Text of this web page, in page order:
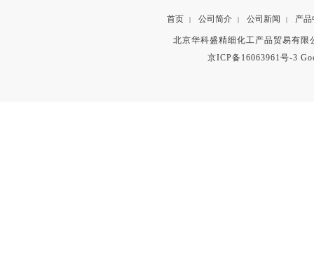
首页 公司简介 公司新闻 产品
北京华科盛精细化工产品贸易有
京ICP备16063961号-3